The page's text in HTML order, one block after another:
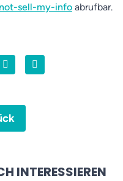
sell-my-info abrufbar.
INTERESSIEREN